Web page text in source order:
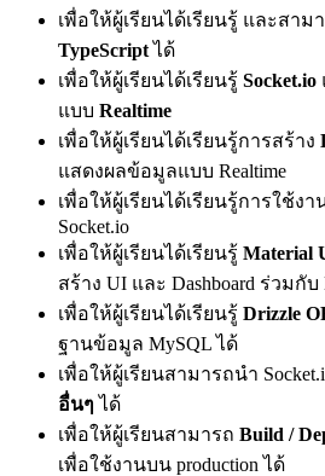
เพื่อให้ผู้เรียนได้เรียนรู้ และสา
TypeScriptได้
เพื่อให้ผู้เรียนได้เรียนรู้ Socket.io
แบบ Realtime
เพื่อให้ผู้เรียนได้เรียนรู้การสร้าง
แสดงผลข้อมูลแบบ Realtime
เพื่อให้ผู้เรียนได้เรียนรู้การใช้งา
Socket.io
เพื่อให้ผู้เรียนได้เรียนรู้ Material
สร้าง UI และ Dashboard ร่วมกับ
เพื่อให้ผู้เรียนได้เรียนรู้ Drizzle
ฐานข้อมูล MySQL ได้
เพื่อให้ผู้เรียนสามารถนำ
อื่นๆ ได้
เพื่อให้ผู้เรียนสามารถ Build /
เพื่อใช้งานบน production ได้